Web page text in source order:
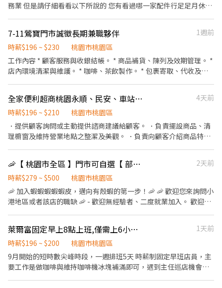
店：桃園市大園區菓林路145號1樓 大園新生-智取店：桃園市大園
區新生路145號1樓 大園新興店：桃園市大園區新興路139號1樓 大
溪民權-智取店：桃園市大溪區民權東路162號1樓 中壢中美-智取
店：桃園市中壢區中美路一段53號1樓 中壢中原-智取店：桃園市中
壢區中北路40號1樓 中壢公園店：桃園市中壢區公園路二段133號1
樓 中壢央大-智取店：桃園市中壢區民族路三段396號1樓 中壢民族
店：桃園市中壢區民族路五段88號1樓 中壢成章店：桃園市中壢區
桃園市中壢區健行路218號1樓 中壢莊敬店：桃園市中壢區莊敬路
838巷1號1樓 中壢復強-智取店：桃園市中壢區復華街191號與193
號1樓 中壢復華店：桃園市中壢區復華11街56號1樓 中壢榮安-智取
店：桃園市中壢區榮安十三街252號1樓 中壢龍文-智取店：桃園市
中壢區龍文街15號1樓 平鎮文心-智取店：桃園市平鎮區文心路112
號1樓 平鎮平東店：桃園市平鎮區平東路59號１樓 平鎮延平-智取
店：桃園市平鎮區延平路二段26號1樓 平鎮南京店：桃園市平鎮區
南京路125巷62號1樓 平鎮南豐-智取店：桃園市平鎮區南豐路194
號1樓 平鎮湧安店：桃園市平鎮區湧安路1號1樓 平鎮新富-智取店：
桃園市平鎮區新富二街50號1樓 平鎮龍江店：桃園市平鎮區龍江路
188號1樓 平鎮龍南-智取店：桃園市平鎮區龍南路150之1號1樓 桃
園中埔店：桃園市桃園區中埔一街105號1樓 桃園民安-智取店：桃
園市桃園區民安路124號1樓 桃園民有店：桃園市桃園區民有三街
425號1樓 桃園春日-智取店：桃園市桃園區春日路1171號1樓 桃園
桃鶯-智取店：桃園市桃園區桃鶯路125號1樓 桃園桃鶯二店：桃園
市桃園區桃鶯路230-1號1樓 桃園國強店：桃園市桃園區國強一街
420號1樓 桃園莊敬店：桃園市桃園區莊敬路一段320號1樓 桃園朝
務業 但是請仔細看看以下所說的 您有看過哪一家配件行足足月休八
喝喝放鬆的？ 我們家就是，只怕您太累不願跟而已！！！ 您有看過
哪一家公司只要底下員工想努力升遷往上爬， 上頭二話不說拼命拉
拔的？ 我們家就是願意不怕各位往上升只怕您不願意爬！！！ 您有
看過哪一家公司只要員工有任何問題發生哪怕是渺小的感情小問題
司就是立馬漲 因為希望底下員工每一個都能領多點薪資！！！ 人生
最幸福的事情其一就是加入我們紅不讓大家庭 改變自己的時刻來了
大家一起來挑戰更高收入 還不快一起來跟我們一起打拼嗎？
7-11鶯寶門市誠徵長期兼職夥伴
1週前
時薪$196 ~ $230
桃園市桃園區
工作內容 * 顧客服務與收銀結帳。 * 商品補貨、陳列及效期管理。 *
店內環境清潔與維護。 * 咖啡、茶飲製作。 * 包裹寄取、代收及各
15:00 * 中班：13:00－20:00 * 晚班：15:00－23:00 （依門市需求排
班，需輪班，可彈性排班） 福利制度 * 勞工保險、全民健康保險、
勞工退休金提撥。 * 團體保險。 * 三節禮金／禮品。 * 生日禮金。 *
交通津貼。 * 員工教育訓練。 * 完整升遷制度。 * 定期調薪/業績獎
作。 * 能適應快節奏工作環境。 * 配合排班並具有穩定出勤習慣。 *
有經驗者最佳！歡迎加入。
全家便利超商桃園永順、民安、車站、後站、和信、龜山中興、八德桃鶯-聯合徵招
4天前
時薪$196 ~ $210
桃園市桃園區
．提供顧客詢問或主動提供諮商建議給顧客。 ．負責擺設商品、清
理櫥窗及維持營業地點之整潔及美觀。 ．負責向顧客介紹商品特
束營業前，統計銷售情形、盤點貨品存量及撰寫當日業務報表。
🦐【 桃園市全區 】門市可自選【 部分區域最高加55元 】🦐 早/晚班固定班別
2天前
時薪$279 ~ $500
桃園市桃園區
🦐 加入蝦蝦蝦蝦蝦皮，邁向有殼蝦的第一步！🦐 🦐 歡迎您來詢問小
港地區或者該店的職缺 🦐 - 歡迎無經驗者、二度就業加入。 歡迎無
晚班（免輪班） ✅ 完整教育訓練及店面實習 - 【 以下桃園區域都
有，歡迎詢問 】 【桃園區】【中壢區】【大溪區】【楊梅區】【蘆
竹區】【大園區】 【龜山區】【平鎮區】【新屋區】【觀音區】
【復興區】 【 部分區域時薪最高加55元 】 - 有人店 🔸上班時間：
萊爾富固定早上8點上班,僅需上6小時尖峰時段，時薪200
1天前
時薪$196 ~ $200
桃園市桃園區
9月開始的短時數尖峰時段，一週排班5天 時薪制固定早班店員，主
要工作是做咖啡與維持咖啡機冰塊補滿即可，遇到主任巡店機會最